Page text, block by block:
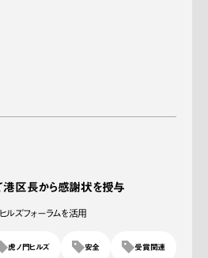
港区長から感謝状を授与
ズフォーラムを活用
受賞関連
安全
虎ノ門ヒルズ